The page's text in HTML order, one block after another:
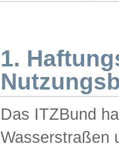
1.
Das ITZBund
Wasserstraßen